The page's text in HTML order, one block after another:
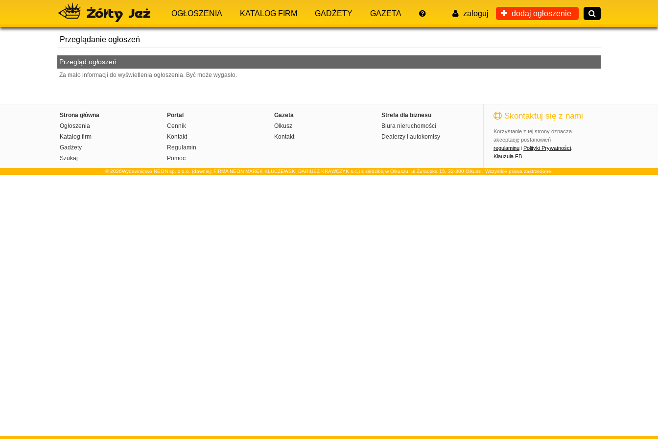
OGŁOSZENIA KATALOG FIRM GADŻETY GAZETA zaloguj dodaj ogłoszenie
Przeglądanie ogłoszeń
Przegląd ogłoszeń
Za mało informacji do wyświetlenia ogłoszenia. Być może wygasło.
Strona główna
Ogłoszenia
Katalog firm
Gadżety
Szukaj
Portal
Cennik
Kontakt
Regulamin
Pomoc
Gazeta
Olkusz
Kontakt
Strefa dla biznesu
Biura nieruchomości
Dealerzy i autokomisy
Skontaktuj się z nami
Korzystanie z tej strony oznacza
akceptację postanowień
regulaminu i Polityki Prywatności
Klauzula FB
© 2026Wydawnictwo NEON sp. z o.o. (dawniej: FIRMA NEON MAREK KLUCZEWSKI DARIUSZ KRAWCZYK s.c.) z siedzibą w Olkuszu, ul.Żuradzka 15, 32-300 Olkusz . Wszystkie prawa zastrzeżone.